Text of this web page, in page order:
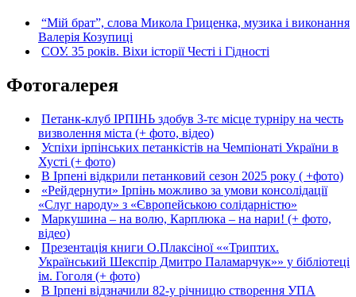
“Мій брат”, слова Микола Гриценка, музика і виконання
Валерія Козупиці
СОУ. 35 років. Віхи історії Честі і Гідності
Фотогалерея
Петанк-клуб ІРПІНЬ здобув 3-тє місце турніру на честь
визволення міста (+ фото, відео)
Успіхи ірпінських петанкістів на Чемпіонаті України в
Хусті (+ фото)
В Ірпені відкрили петанковий сезон 2025 року ( +фото)
«Рейдернути» Ірпінь можливо за умови консолідації
«Слуг народу» з «Європейською солідарністю»
Маркушина – на волю, Карплюка – на нари! (+ фото,
відео)
Презентація книги О.Плаксіної ««Триптих.
Український Шекспір Дмитро Паламарчук»» у бібліотеці
ім. Гоголя (+ фото)
В Ірпені відзначили 82-у річницю створення УПА